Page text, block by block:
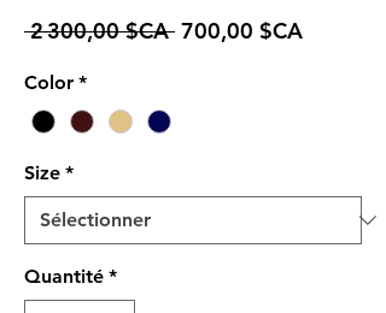
2 300,00 $CA Prix
700,00 $CAPrix
Color *
Size *
Quantité *